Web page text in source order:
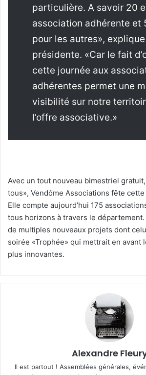
particulière. A savoir 20
association adhérente et
pour les autres»,
présidente. «Car le fait
cette journée aux
adhérentes permet une
visibilité sur notre
l’offre associative.»
Avec un tout nouveau bimestriel
tous», Vendôme Associations fête cette
Elle compte aujourd’hui 175
tous horizons à travers le
de multiples nouveaux projets dont
soirée «Trophée» qui mettrait en avant
plus innovantes.
Alexandre
Il est partout ! Assemblées générales,